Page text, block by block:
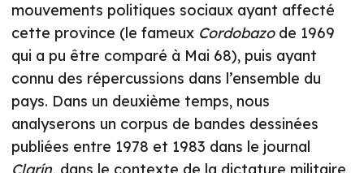
mouvements politiques sociaux ayant affecté
cette province (le fameux Cordobazode 1969
qui a pu être comparé à Mai 68), puis ayant
connu des répercussions dans l’ensemble du
pays. Dans un deuxième temps, nous
analyserons un corpus de bandes dessinées
publiées entre 1978 et 1983 dans le journal